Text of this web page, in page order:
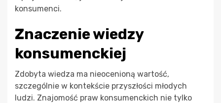
konsumenci.
Znaczenie wiedzy
konsumenckiej
Zdobyta wiedza ma nieocenioną wartość,
szczególnie w kontekście przyszłości młodych
ludzi. Znajomość praw konsumenckich nie tylko